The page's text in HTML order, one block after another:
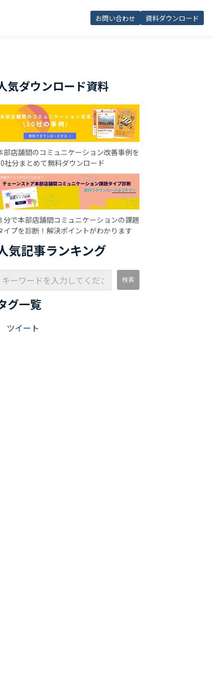
お問い合わせ 資料ダウンロード
気ダウンロード資料
部店舗間のコミュニケーション改善事例を
社分まとめて無料ダウンロード
分で本部店舗間コミュニケーションの課題
イプを診断！解決ポイントがわかります
気記事ランキング
グ一覧
ツイート